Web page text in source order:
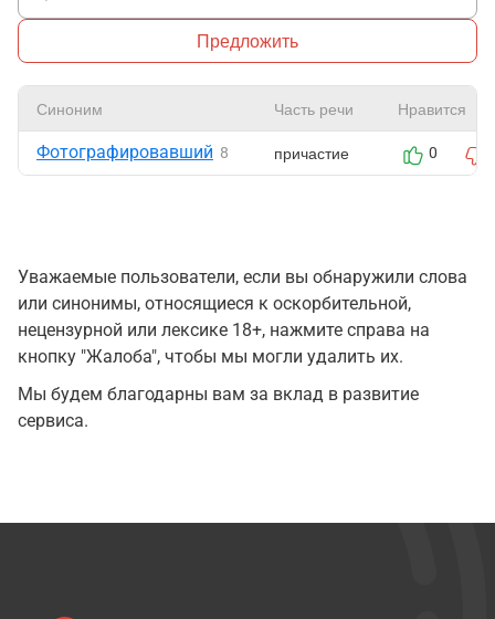
Предложить
Синоним Часть речи Нравится
Фотографировавший 8 причастие 0
Уважаемые пользователи, если вы обнаружили слова
или синонимы, относящиеся к оскорбительной,
нецензурной или лексике 18+, нажмите справа на
кнопку "Жалоба", чтобы мы могли удалить их.
Мы будем благодарны вам за вклад в развитие
сервиса.